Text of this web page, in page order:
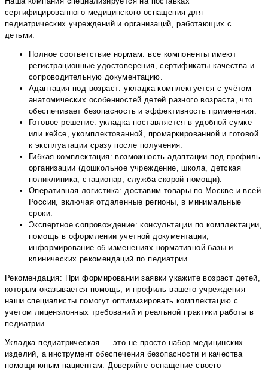
сертифицированного медицинского оснащения для
педиатрических учреждений и организаций, работающих с
детьми.
Полное соответствие нормам: все компоненты имеют
регистрационные удостоверения, сертификаты качества и
сопроводительную документацию.
Адаптация под возраст: укладка комплектуется с учётом
анатомических особенностей детей разного возраста, что
обеспечивает безопасность и эффективность применения.
Готовое решение: укладка поставляется в удобной сумке
или кейсе, укомплектованной, промаркированной и готовой
к эксплуатации сразу после получения.
Гибкая комплектация: возможность адаптации под профиль
организации (дошкольное учреждение, школа, детская
поликлиника, стационар, служба скорой помощи).
Оперативная логистика: доставим товары по Москве и всей
России, включая отдаленные регионы, в минимальные
сроки.
Экспертное сопровождение: консультации по комплектации,
помощь в оформлении учетной документации,
информирование об изменениях нормативной базы и
клинических рекомендаций по педиатрии.
Рекомендация: При формировании заявки укажите возраст детей,
которым оказывается помощь, и профиль вашего учреждения —
наши специалисты помогут оптимизировать комплектацию с
учетом лицензионных требований и реальной практики работы в
педиатрии.
Укладка педиатрическая — это не просто набор медицинских
изделий, а инструмент обеспечения безопасности и качества
помощи юным пациентам. Доверяйте оснащение своего